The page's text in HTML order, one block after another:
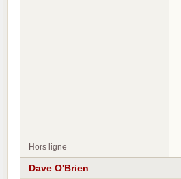
Hors ligne
Dave O'Brien